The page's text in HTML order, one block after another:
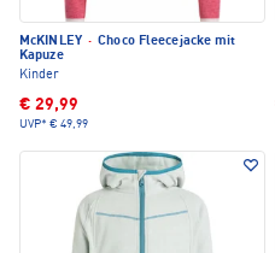
McKINLEY · Choco Fleecejacke mit
Kapuze
Kinder
€ 29,99
UVP* € 49,99